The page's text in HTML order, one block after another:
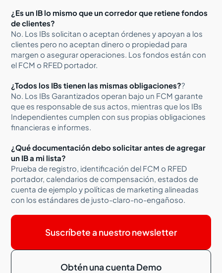
¿Es un IB lo mismo que un corredor que retiene fondos
de clientes?
No. Los IBs solicitan o aceptan órdenes y apoyan a los
clientes pero no aceptan dinero o propiedad para
margen o asegurar operaciones. Los fondos están con
el FCM o RFED portador.
¿Todos los IBs tienen las mismas obligaciones??
No. Los IBs Garantizados operan bajo un FCM garante
que es responsable de sus actos, mientras que los IBs
Independientes cumplen con sus propias obligaciones
financieras e informes.
¿Qué documentación debo solicitar antes de agregar
un IB a mi lista?
Prueba de registro, identificación del FCM o RFED
portador, calendarios de compensación, estados de
cuenta de ejemplo y políticas de marketing alineadas
con los estándares de justo-claro-no-engañoso.
Suscríbete a nuestro newsletter
Obtén una cuenta Demo